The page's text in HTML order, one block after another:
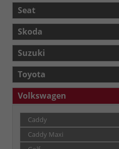
Seat
Skoda
Suzuki
Toyota
Volkswagen
Caddy
Caddy Maxi